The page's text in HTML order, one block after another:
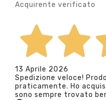
Acquirente verificato
13 Aprile 2026
Spedizione veloce!
praticamente. Ho
sono sempre trovato